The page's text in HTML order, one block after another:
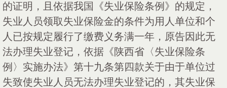
的证明，且依据我国《失业保险条例》的规定，
失业人员领取失业保险金的条件为用人单位和个
人已按规定履行了缴费义务满一年，原告因此无
法办理失业登记，依据《陕西省〈失业保险条
例〉实施办法》第十九条第四款关于由于单位过
失致使失业人员无法办理失业登记的，其失业保